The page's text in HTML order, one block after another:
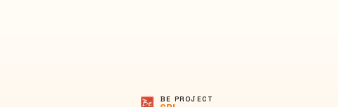
BE PROJECT